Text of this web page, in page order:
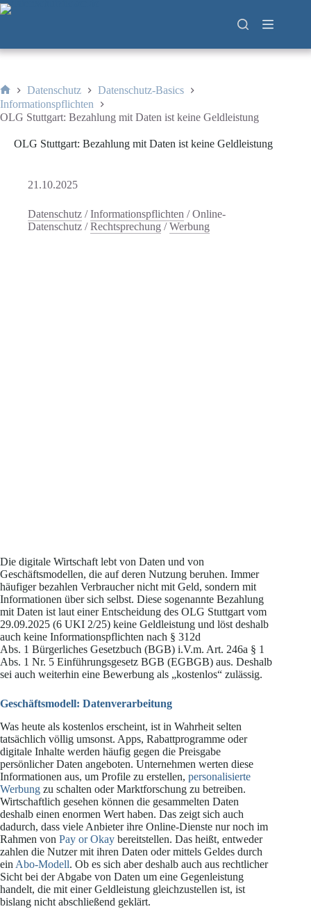
Zum
Inhalt
Start
Datenschutz
Datenschutz-Basics
Informationspflichten
OLG Stuttgart: Bezahlung mit Daten ist keine Geldleistung
OLG Stuttgart: Bezahlung mit Daten ist keine Geldleistung
21.10.2025
Datenschutz /Informationspflichten /Online-
Datenschutz /Rechtsprechung /Werbung
Die digitale Wirtschaft lebt von Daten und von
Geschäftsmodellen, die auf deren Nutzung beruhen. Immer
häufiger bezahlen Verbraucher nicht mit Geld, sondern mit
Informationen über sich selbst. Diese sogenannte Bezahlung
mit Daten ist laut einer Entscheidung des OLG Stuttgart vom
29.09.2025 (6 UKI 2/25) keine Geldleistung und löst deshalb
auch keine Informationspflichten nach § 312d
Abs. 1 Bürgerliches Gesetzbuch (BGB) i.V.m. Art. 246a § 1
Abs. 1 Nr. 5 Einführungsgesetz BGB (EGBGB) aus. Deshalb
sei auch weiterhin eine Bewerbung als „kostenlos“ zulässig.
Geschäftsmodell: Datenverarbeitung
Was heute als kostenlos erscheint, ist in Wahrheit selten
tatsächlich völlig umsonst. Apps, Rabattprogramme oder
digitale Inhalte werden häufig gegen die Preisgabe
persönlicher Daten angeboten. Unternehmen werten diese
Informationen aus, um Profile zu erstellen, personalisierte
Werbung zu schalten oder Marktforschung zu betreiben.
Wirtschaftlich gesehen können die gesammelten Daten
deshalb einen enormen Wert haben. Das zeigt sich auch
dadurch, dass viele Anbieter ihre Online-Dienste nur noch im
Rahmen von Pay or Okay bereitstellen. Das heißt, entweder
zahlen die Nutzer mit ihren Daten oder mittels Geldes durch
ein Abo-Modell. Ob es sich aber deshalb auch aus rechtlicher
Sicht bei der Abgabe von Daten um eine Gegenleistung
handelt, die mit einer Geldleistung gleichzustellen ist, ist
bislang nicht abschließend geklärt.